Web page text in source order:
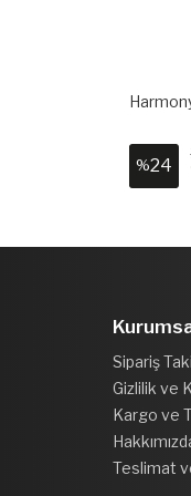
Harmony
Sipariş
Gizlilik ve
Kargo ve
Teslimat